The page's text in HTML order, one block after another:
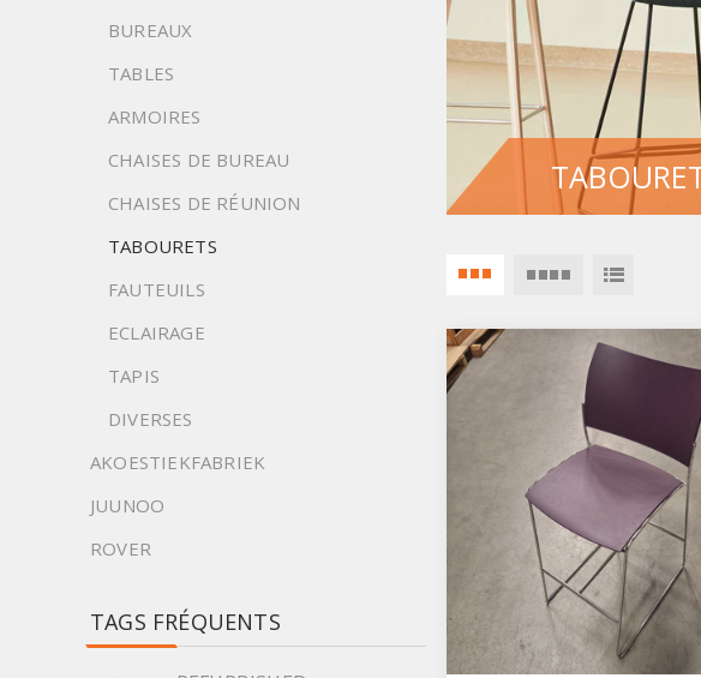
BUREAUX
TABLES
ARMOIRES
CHAISES DE BUREAU
CHAISES DE RÉUNION
TABOURETS
FAUTEUILS
ECLAIRAGE
TAPIS
DIVERSES
AKOESTIEKFABRIEK
JUUNOO
ROVER
TAGS FRÉQUENTS